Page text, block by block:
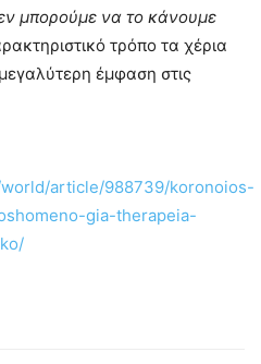
μπορούμε να το κάνουμε
τρόπο τα χέρια
έμφαση στις
article/988739/koronoios-
gia-therapeia-